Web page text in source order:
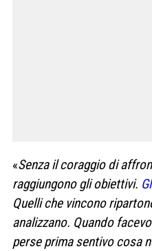
«Senza il coraggio di
raggiungono gli obiettivi.
Quelli che vincono
analizzano. Quando
perse prima sentivo cosa